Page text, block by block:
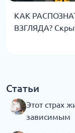
КАК
ВЗГЛЯДА?
Статьи
Этот страх
зависимым